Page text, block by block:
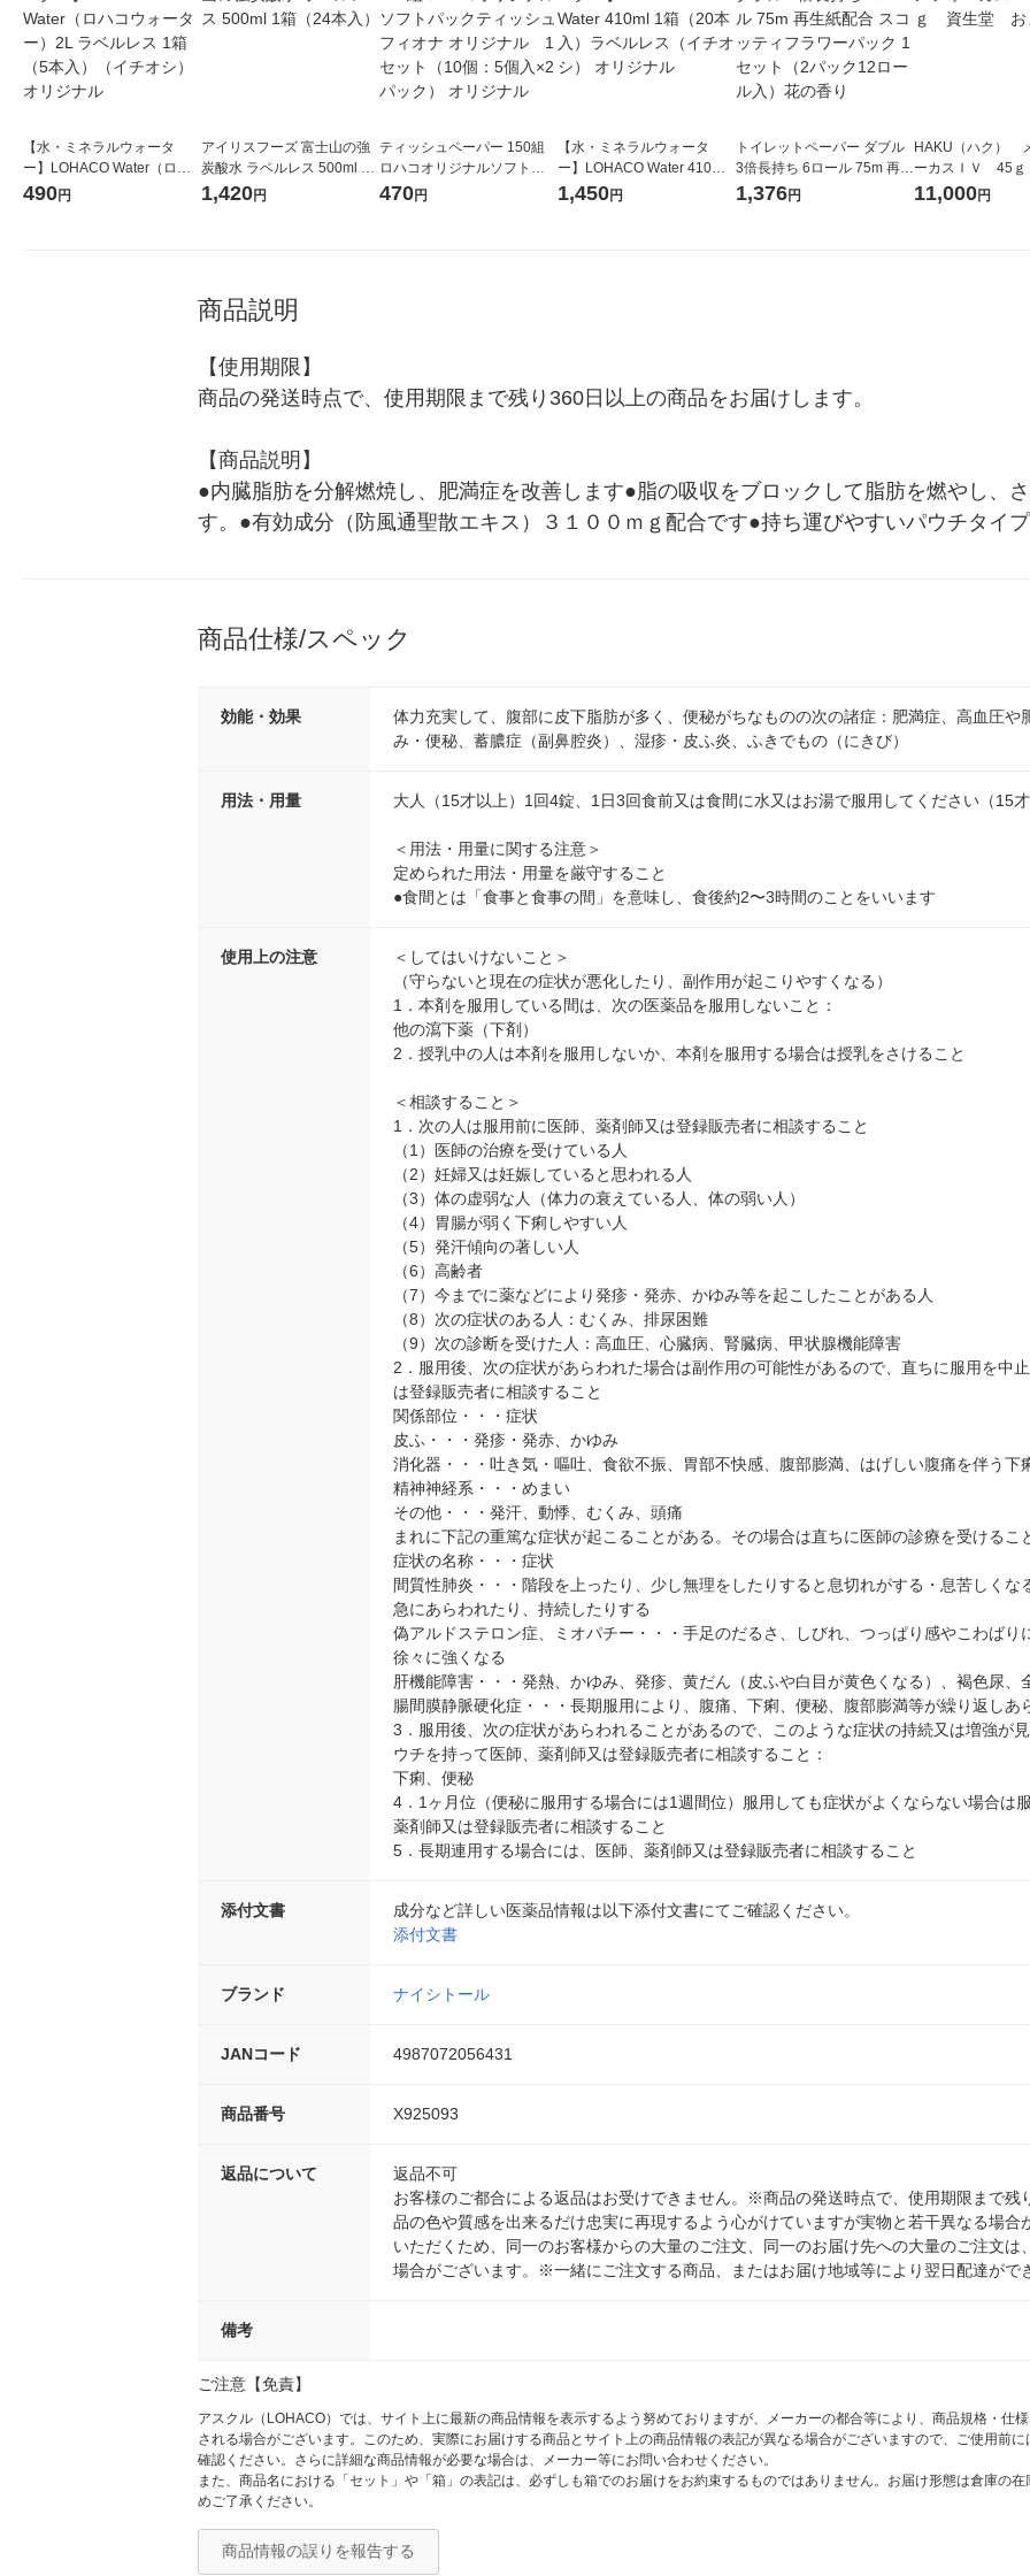
【水・ミネラルウォータ
ー】LOHACO Water（ロハ
コウォーター）2L ラベルレ
490円
アイリスフーズ 富士山の強
炭酸水 ラベルレス 500ml 1
箱（24本入）
1,420円
ティッシュペーパー 150組
ロハコオリジナルソフトパ
ックティッシュ フィオナ オ
470円
【水・ミネラルウォータ
ー】LOHACO Water 410ml
1箱（20本入）ラベルレス
1,450円
トイレットペーパー ダブル
3倍長持ち 6ロール 75m 再生
紙配合 スコッティフラワー
1,376円
HAKU（ハク）
ーカスＩＶ 45
堂 おまけ付き
11,000円
商品説明
【使用期限】
商品の発送時点で、使用期限まで残り360日以上の商品をお届けします。
【商品説明】
●内臓脂肪を分解燃焼し、肥満症を改善します●脂の吸収をブロックして脂肪を燃やし、
す。●有効成分（防風通聖散エキス）３１００ｍｇ配合です●持ち運びやすいパウチタイ
商品仕様/スペック
効能・効果
体力充実して、腹部に皮下脂肪が多く、便秘がちなものの次の諸症：肥満症、高血圧
み・便秘、蓄膿症（副鼻腔炎）、湿疹・皮ふ炎、ふきでもの（にきび）
用法・用量 大人（15才以上）1回4錠、1日3回食前又は食間に水又はお湯で服用してください（15
＜用法・用量に関する注意＞
定められた用法・用量を厳守すること
●食間とは「食事と食事の間」を意味し、食後約2〜3時間のことをいいます
使用上の注意
＜してはいけないこと＞
（守らないと現在の症状が悪化したり、副作用が起こりやすくなる）
1．本剤を服用している間は、次の医薬品を服用しないこと：
他の瀉下薬（下剤）
2．授乳中の人は本剤を服用しないか、本剤を服用する場合は授乳をさけること
＜相談すること＞
1．次の人は服用前に医師、薬剤師又は登録販売者に相談すること
（1）医師の治療を受けている人
（2）妊婦又は妊娠していると思われる人
（3）体の虚弱な人（体力の衰えている人、体の弱い人）
（4）胃腸が弱く下痢しやすい人
（5）発汗傾向の著しい人
（6）高齢者
（7）今までに薬などにより発疹・発赤、かゆみ等を起こしたことがある人
（8）次の症状のある人：むくみ、排尿困難
（9）次の診断を受けた人：高血圧、心臓病、腎臓病、甲状腺機能障害
2．服用後、次の症状があらわれた場合は副作用の可能性があるので、直ちに服用を中
は登録販売者に相談すること
関係部位・・・症状
皮ふ・・・発疹・発赤、かゆみ
消化器・・・吐き気・嘔吐、食欲不振、胃部不快感、腹部膨満、はげしい腹痛を伴う下
精神神経系・・・めまい
その他・・・発汗、動悸、むくみ、頭痛
まれに下記の重篤な症状が起こることがある。その場合は直ちに医師の診療を受けるこ
症状の名称・・・症状
間質性肺炎・・・階段を上ったり、少し無理をしたりすると息切れがする・息苦しく
急にあらわれたり、持続したりする
偽アルドステロン症、ミオパチー・・・手足のだるさ、しびれ、つっぱり感やこわば
徐々に強くなる
肝機能障害・・・発熱、かゆみ、発疹、黄だん（皮ふや白目が黄色くなる）、褐色尿
腸間膜静脈硬化症・・・長期服用により、腹痛、下痢、便秘、腹部膨満等が繰り返しあ
3．服用後、次の症状があらわれることがあるので、このような症状の持続又は増強が
ウチを持って医師、薬剤師又は登録販売者に相談すること：
下痢、便秘
4．1ヶ月位（便秘に服用する場合には1週間位）服用しても症状がよくならない場合は
薬剤師又は登録販売者に相談すること
5．長期連用する場合には、医師、薬剤師又は登録販売者に相談すること
添付文書
成分など詳しい医薬品情報は以下添付文書にてご確認ください。
添付文書
ブランド ナイシトール
JANコード 4987072056431
商品番号 X925093
返品について
返品不可
お客様のご都合による返品はお受けできません。※商品の発送時点で、使用期限まで
品の色や質感を出来るだけ忠実に再現するよう心がけていますが実物と若干異なる場
いただくため、同一のお客様からの大量のご注文、同一のお届け先への大量のご注文
場合がございます。※一緒にご注文する商品、またはお届け地域等により翌日配達がで
備考
ご注意【免責】
アスクル（LOHACO）では、サイト上に最新の商品情報を表示するよう努めておりますが、メーカーの都合等により、商品規格・仕
される場合がございます。このため、実際にお届けする商品とサイト上の商品情報の表記が異なる場合がございますので、ご使用前
確認ください。さらに詳細な商品情報が必要な場合は、メーカー等にお問い合わせください。
また、商品名における「セット」や「箱」の表記は、必ずしも箱でのお届けをお約束するものではありません。お届け形態は倉庫の
めご了承ください。
商品情報の誤りを報告する